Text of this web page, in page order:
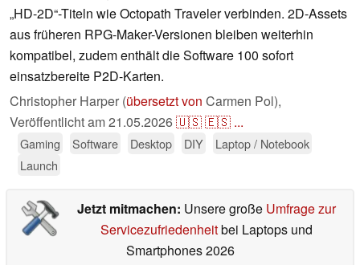
„HD-2D“-Titeln wie Octopath Traveler verbinden. 2D-Assets
aus früheren RPG-Maker-Versionen bleiben weiterhin
kompatibel, zudem enthält die Software 100 sofort
einsatzbereite P2D-Karten.
Christopher Harper (übersetzt von Carmen Pol),
Veröffentlicht am21.05.2026🇺🇸🇪🇸 ...
Gaming Software Desktop DIY
Laptop / Notebook
Launch
Jetzt mitmachen: Unsere große Umfrage zur
Servicezufriedenheitbei Laptops und
Smartphones 2026